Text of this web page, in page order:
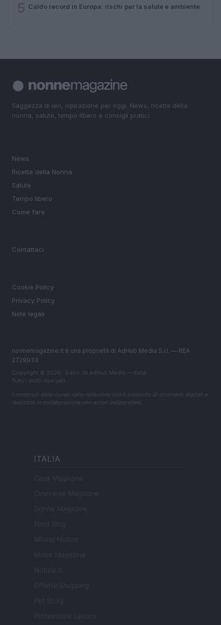
Caldo record in Europa: rischi per la salute e ambiente
Saggezza di ieri, ispirazione per oggi. News, ricette della
nonna, salute, tempo libero e consigli pratici.
News
Ricette della Nonna
Salute
Tempo libero
Come fare
Contattaci
Cookie Policy
Privacy Policy
Note legali
nonnemagazine.it è una proprietà di AdHub Media S.r.l. — REA
2729933
Copyright © 2026 · Edito da AdHub Media — Italia
Tutti i diritti riservati
I contenuti sono curati dalla redazione con il supporto di strumenti digitali e
realizzati in collaborazione con autori indipendenti.
ITALIA
Casa Magazine
Cineverse Magazine
Donne Magazine
Food Blog
Milano Notizie
Motor Magazine
Notizie.it
Offerte Shopping
Professione Lavoro